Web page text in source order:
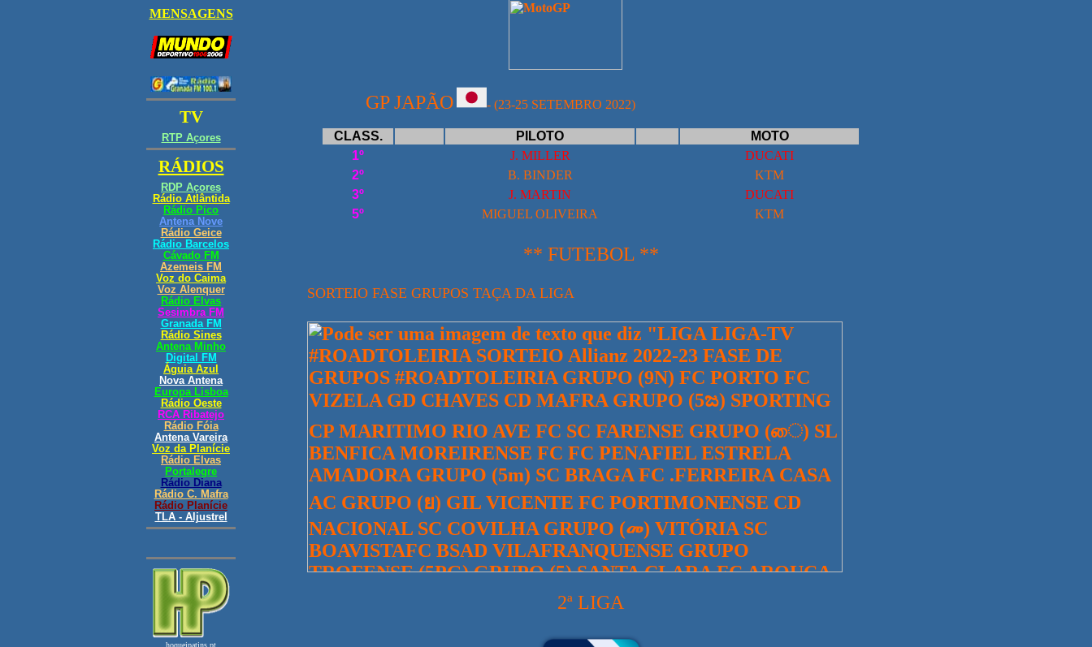
GP JAPÃO - (23-25 SETEMBRO 2022)
CLASS. PILOTO
MOTO
1º
J. MILLER
DUCATI
2º
B. BINDER
KTM
3º
J. MARTIN
DUCATI
5º
MIGUEL OLIVEIRA KTM
** FUTEBOL **
SORTEIO FASE GRUPOS TAÇA DA LIGA
2ª LIGA